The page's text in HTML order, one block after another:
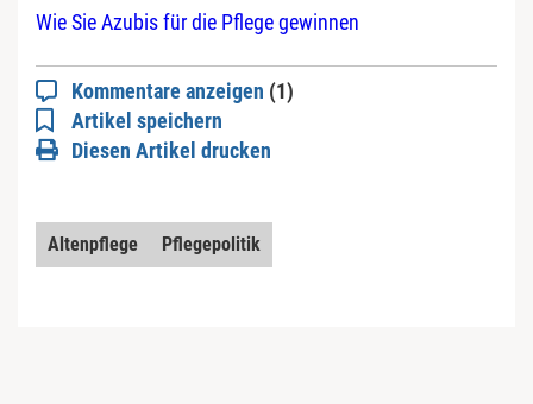
Wie Sie Azubis für die Pflege gewinnen
Kommentare anzeigen (1)
Artikel speichern
Diesen Artikel drucken
Altenpflege Pflegepolitik